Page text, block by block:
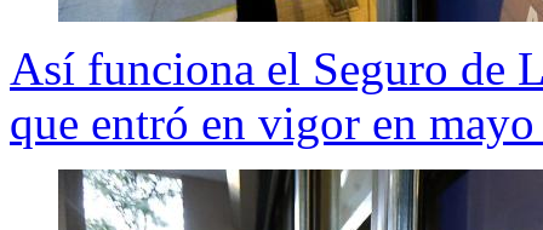
Así funciona el Seguro de
que entró en vigor en mayo